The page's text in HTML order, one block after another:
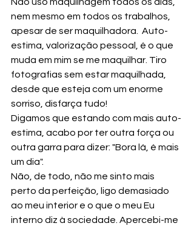
nem mesmo em todos os trabalhos,
apesar de ser maquilhadora.  Auto-
estima, valorização pessoal, é o que
muda em mim se me maquilhar. Tiro
fotografias sem estar maquilhada,
desde que esteja com um enorme
sorriso, disfarça tudo!
Digamos que estando com mais auto-
estima, acabo por ter outra força ou
outra garra para dizer: "Bora lá, é mais
um dia".
Não, de todo, não me sinto mais
perto da perfeição, ligo demasiado
ao meu interior e o que o meu Eu
interno diz à sociedade. Apercebi-me